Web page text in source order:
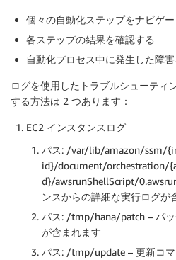
個々の自動化ステップをナビゲー
各ステップの結果を確認する
自動化プロセス中に発生した障
ログを使用したトラブルシューティ
する方法は 2 つあります：
EC2 インスタンスログ
パス: /var/lib/amazon/ssm/
id}/document/orchestration/
d}/awsrunShellScript/
ンスからの詳細な実行ログが
パス: /tmp/hana/patch – パ
が含まれます
パス: /tmp/update – 更新コ